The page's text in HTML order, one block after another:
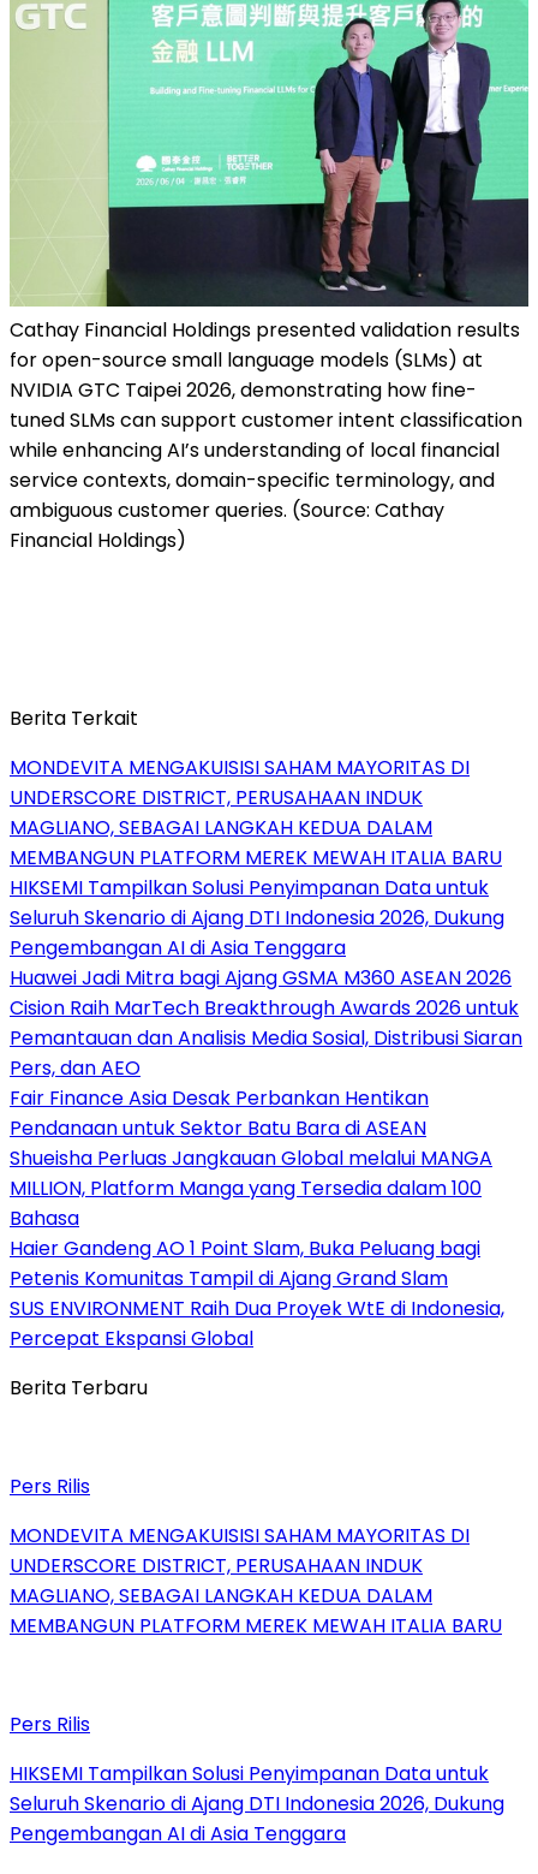
Cathay Financial Holdings presented validation results
for open-source small language models (SLMs) at
NVIDIA GTC Taipei 2026, demonstrating how fine-
tuned SLMs can support customer intent classification
while enhancing AI’s understanding of local financial
service contexts, domain-specific terminology, and
ambiguous customer queries. (Source: Cathay
Financial Holdings)
Berita Terkait
MONDEVITA MENGAKUISISI SAHAM MAYORITAS DI
UNDERSCORE DISTRICT, PERUSAHAAN INDUK
MAGLIANO, SEBAGAI LANGKAH KEDUA DALAM
MEMBANGUN PLATFORM MEREK MEWAH ITALIA BARU
HIKSEMI Tampilkan Solusi Penyimpanan Data untuk
Seluruh Skenario di Ajang DTI Indonesia 2026, Dukung
Pengembangan AI di Asia Tenggara
Huawei Jadi Mitra bagi Ajang GSMA M360 ASEAN 2026
Cision Raih MarTech Breakthrough Awards 2026 untuk
Pemantauan dan Analisis Media Sosial, Distribusi Siaran
Pers, dan AEO
Fair Finance Asia Desak Perbankan Hentikan
Pendanaan untuk Sektor Batu Bara di ASEAN
Shueisha Perluas Jangkauan Global melalui MANGA
MILLION, Platform Manga yang Tersedia dalam 100
Bahasa
Haier Gandeng AO 1 Point Slam, Buka Peluang bagi
Petenis Komunitas Tampil di Ajang Grand Slam
SUS ENVIRONMENT Raih Dua Proyek WtE di Indonesia,
Percepat Ekspansi Global
Berita Terbaru
Pers Rilis
MONDEVITA MENGAKUISISI SAHAM MAYORITAS DI
UNDERSCORE DISTRICT, PERUSAHAAN INDUK
MAGLIANO, SEBAGAI LANGKAH KEDUA DALAM
MEMBANGUN PLATFORM MEREK MEWAH ITALIA BARU
Pers Rilis
HIKSEMI Tampilkan Solusi Penyimpanan Data untuk
Seluruh Skenario di Ajang DTI Indonesia 2026, Dukung
Pengembangan AI di Asia Tenggara